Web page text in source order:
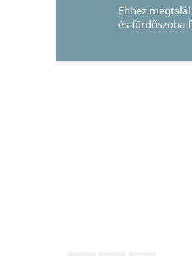
Ehhez megtalál
és fürdőszoba